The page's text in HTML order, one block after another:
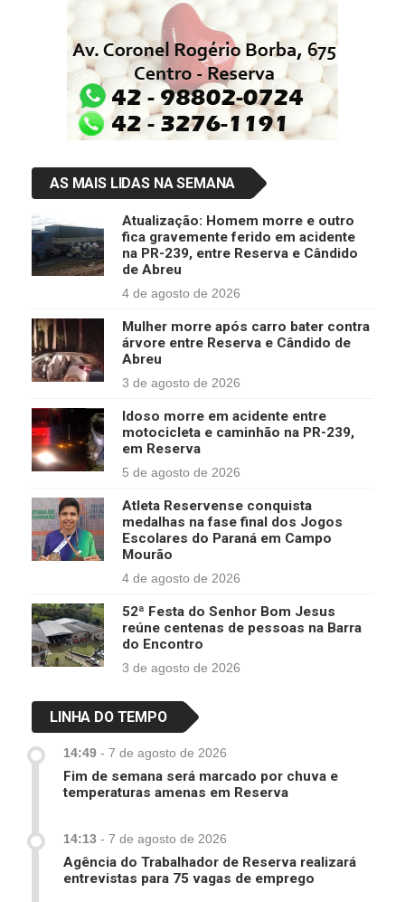
AS MAIS LIDAS NA SEMANA
Atualização: Homem morre e outro
fica gravemente ferido em acidente
na PR-239, entre Reserva e Cândido
de Abreu
4 de agosto de 2026
Mulher morre após carro bater contra
árvore entre Reserva e Cândido de
Abreu
3 de agosto de 2026
Idoso morre em acidente entre
motocicleta e caminhão na PR-239,
em Reserva
5 de agosto de 2026
Atleta Reservense conquista
medalhas na fase final dos Jogos
Escolares do Paraná em Campo
Mourão
4 de agosto de 2026
52ª Festa do Senhor Bom Jesus
reúne centenas de pessoas na Barra
do Encontro
3 de agosto de 2026
LINHA DO TEMPO
14:49 - 7 de agosto de 2026
Fim de semana será marcado por chuva e
temperaturas amenas em Reserva
14:13 - 7 de agosto de 2026
Agência do Trabalhador de Reserva realizará
entrevistas para 75 vagas de emprego